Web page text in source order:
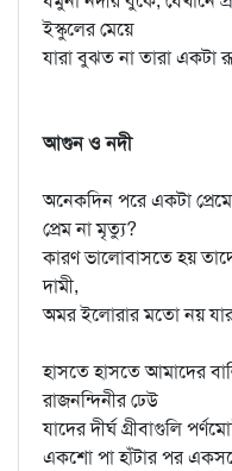
ইস্কুলের মেয়ে
যারা বুঝত না তারা একটা
আগুন ও নদী
অনেকদিন পরে একটা
প্রেম না মৃত্যু?
কারণ ভালোবাসতে হয়
দামী,
অমর ইলোরার মতো নয়
হাসতে হাসতে আমাদের
রাজনন্দিনীর ঢেউ
যাদের দীর্ঘ গ্রীবাগুলি
একশো পা হাঁটার পর